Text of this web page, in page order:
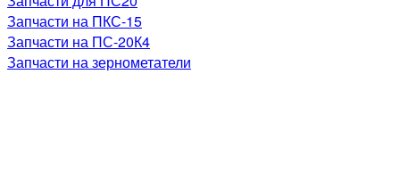
Запчасти на ПКС-15
Запчасти на ПС-20К4
Запчасти на зернометатели